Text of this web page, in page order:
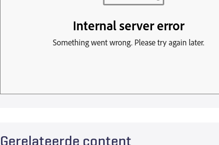
Gerelateerde content